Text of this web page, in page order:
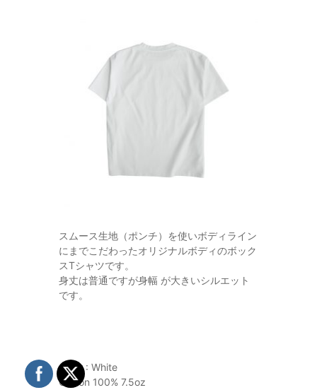
スムース生地（ポンチ）を使いボディライン
にまでこだわったオリジナルボディのボック
スTシャツです。
身丈は普通ですが身幅 が大きいシルエット
です。
Color : White
Cotton 100% 7.5oz